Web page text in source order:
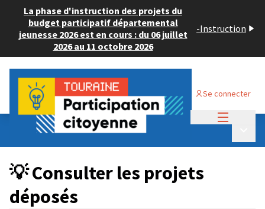
La phase d'instruction des projets du
budget participatif départemental
jeunesse 2026 est en cours : du 06 juillet
2026 au 11 octobre 2026
-Instruction
Se connecter
Budget Participatif JEUNESSE 2024
💡 Consulter les projets déposés
💡 Consulter les projets
déposés